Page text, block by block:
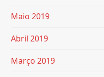
Maio 2019
Abril 2019
Março 2019